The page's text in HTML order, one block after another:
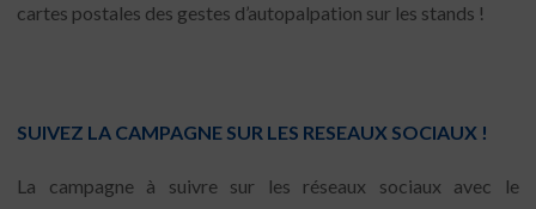
cartes postales des gestes d’autopalpation sur les stands !
SUIVEZ LA CAMPAGNE SUR LES RESEAUX SOCIAUX !
La campagne à suivre sur les réseaux sociaux avec le